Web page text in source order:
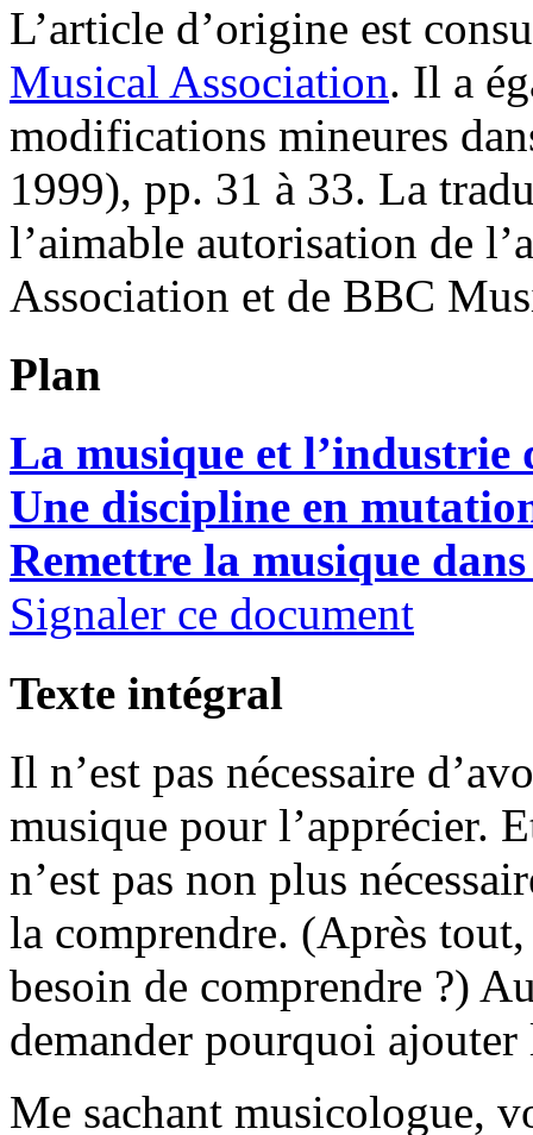
L’article d’origine est
Musical Association. Il a
modifications mineures
1999), pp. 31 à 33. La
l’aimable autorisation de
Association et de BBC
Plan
La musique et l’industrie
Une discipline en
Remettre la musique
Signaler ce document
Texte intégral
Il n’est pas nécessaire
musique pour l’apprécier.
n’est pas non plus
la comprendre. (Après
besoin de comprendre ?)
demander pourquoi
Me sachant musicologue,